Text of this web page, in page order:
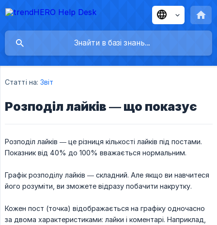
Статті на: Звіт
Розподіл лайків — що показує
Розподіл лайків — це різниця кількості лайків під постами.
Показник від 40% до 100% вважається нормальним.
Графік розподілу лайків — складний. Але якщо ви навчитеся
його розуміти, ви зможете відразу побачити накрутку.
Кожен пост (точка) відображається на графіку одночасно
за двома характеристиками: лайки і коментарі. Наприклад,